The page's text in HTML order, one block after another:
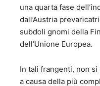
una quarta fase
dall’Austria
subdoli gnomi della
dell’Unione Europea.
In tali frangenti, non
a causa della più